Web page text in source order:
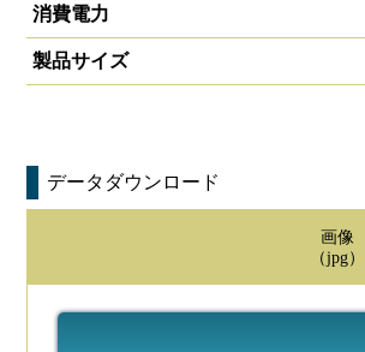
消費電力
製品サイズ
データダウンロード
画像
（jpg）